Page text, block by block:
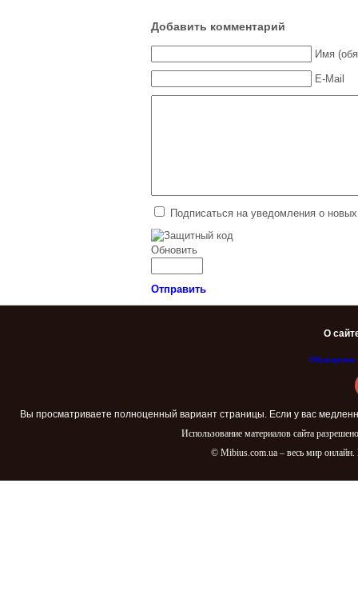
Добавить комментарий
Имя
E-Mail
Подписаться на уведомления о
Обновить
Отправить
О
Обращение
Вы просматриваете полноценный вариант страницы. Если у вас
Использование материалов сайта
© Mibius.com.ua – весь мир онлайн.